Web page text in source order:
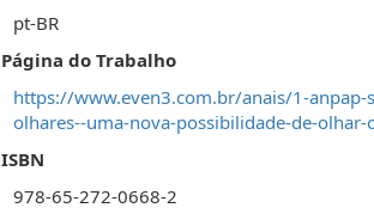
pt-BR
Página do Trabalho
https://www.even3.com.br/anais/1-
olhares--uma-nova-possibilidade-de-
ISBN
978-65-272-0668-2